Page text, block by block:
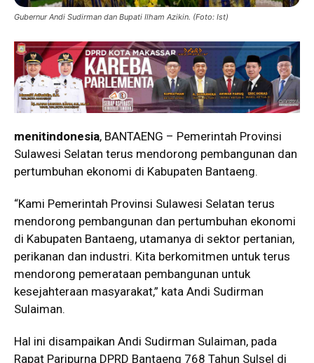
Gubernur Andi Sudirman dan Bupati Ilham Azikin. (Foto: Ist)
menitindonesia, BANTAENG – Pemerintah Provinsi
Sulawesi Selatan terus mendorong pembangunan dan
pertumbuhan ekonomi di Kabupaten Bantaeng.
“Kami Pemerintah Provinsi Sulawesi Selatan terus
mendorong pembangunan dan pertumbuhan ekonomi
di Kabupaten Bantaeng, utamanya di sektor pertanian,
perikanan dan industri. Kita berkomitmen untuk terus
mendorong pemerataan pembangunan untuk
kesejahteraan masyarakat,” kata Andi Sudirman
Sulaiman.
Hal ini disampaikan Andi Sudirman Sulaiman, pada
Rapat Paripurna DPRD Bantaeng 768 Tahun Sulsel di